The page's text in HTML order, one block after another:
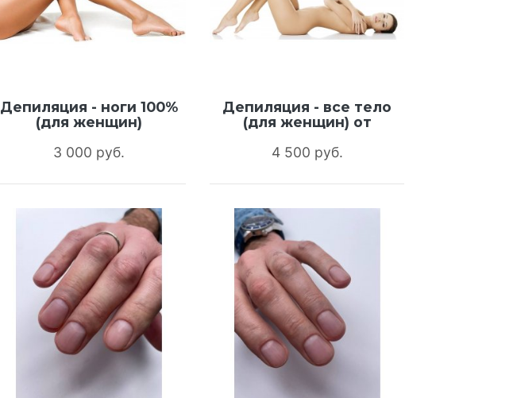
Депиляция - ноги 100%
(для женщин)
3 000 руб.
Депиляция - все тело
(для женщин) от
4 500 руб.